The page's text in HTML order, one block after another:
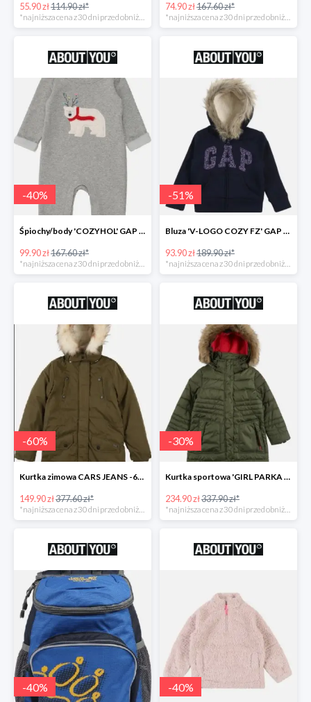
55.90 zł114.90 zł*
*najniższa cena z 30 dni przed obniżką
74.90 zł167.60 zł*
*najniższa cena z 30 dni przed obniżką
-40%
Śpiochy/body 'COZYHOL' GAP - 40%
99.90 zł167.60 zł*
-51%
Bluza 'V-LOGO COZY FZ' GAP -51%
93.90 zł189.90 zł*
-60%
Kurtka zimowa CARS JEANS -60%
149.90 zł377.60 zł*
*najniższa cena z 30 dni przed obniżką
-30%
Kurtka sportowa 'GIRL PARKA SNAPS HOOD' CMP -30%
234.90 zł337.90 zł*
*najniższa cena z 30 dni przed obniżką
-40% -40%